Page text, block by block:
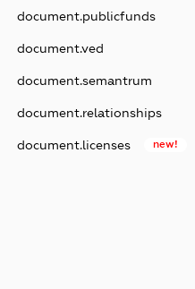
document.publicfunds
document.ved
document.semantrum
document.relationships
document.licenses new!